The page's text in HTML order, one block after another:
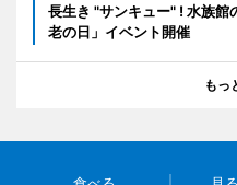
長生き "サンキュー" ! 水族
老の日」イベント開催
もっ